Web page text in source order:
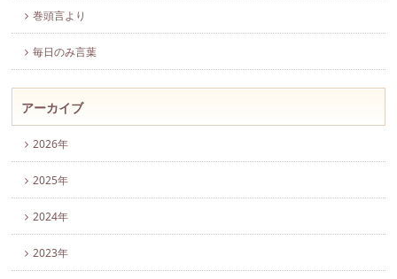
巻頭言より
毎日のみ言葉
アーカイブ
2026年
2025年
2024年
2023年